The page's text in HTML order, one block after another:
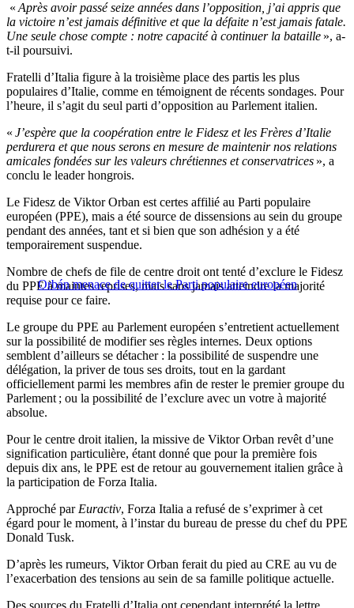
« Après avoir passé seize années dans l’opposition, j’ai appris que
la victoire n’est jamais définitive et que la défaite n’est jamais fatale.
Une seule chose compte : notre capacité à continuer la bataille », a-
t-il poursuivi.
Fratelli d’Italia figure à la troisième place des partis les plus
populaires d’Italie, comme en témoignent de récents sondages. Pour
l’heure, il s’agit du seul parti d’opposition au Parlement italien.
« J’espère que la coopération entre le Fidesz et les Frères d’Italie
perdurera et que nous serons en mesure de maintenir nos relations
amicales fondées sur les valeurs chrétiennes et conservatrices », a
conclu le leader hongrois.
Le Fidesz de Viktor Orban est certes affilié au Parti populaire
européen (PPE), mais a été source de dissensions au sein du groupe
pendant des années, tant et si bien que son adhésion y a été
temporairement suspendue.
Orbán menace de quitter le Parti populaire européen
Nombre de chefs de file de centre droit ont tenté d’exclure le Fidesz
du PPE à maintes reprises, mais sans jamais atteindre la majorité
requise pour ce faire.
Le groupe du PPE au Parlement européen s’entretient actuellement
sur la possibilité de modifier ses règles internes. Deux options
semblent d’ailleurs se détacher : la possibilité de suspendre une
délégation, la priver de tous ses droits, tout en la gardant
officiellement parmi les membres afin de rester le premier groupe du
Parlement ; ou la possibilité de l’exclure avec un votre à majorité
absolue.
Pour le centre droit italien, la missive de Viktor Orban revêt d’une
signification particulière, étant donné que pour la première fois
depuis dix ans, le PPE est de retour au gouvernement italien grâce à
la participation de Forza Italia.
Approché par Euractiv, Forza Italia a refusé de s’exprimer à cet
égard pour le moment, à l’instar du bureau de presse du chef du PPE
Donald Tusk.
D’après les rumeurs, Viktor Orban ferait du pied au CRE au vu de
l’exacerbation des tensions au sein de sa famille politique actuelle.